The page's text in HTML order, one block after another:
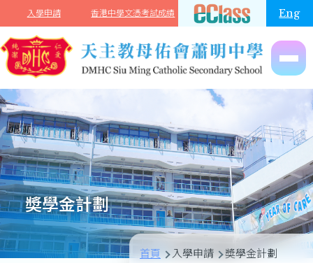
移至主內容
入學申請 香港中學文憑考試成績 Eng
奬學金計劃
導
首頁 入學申請 奬學金計劃